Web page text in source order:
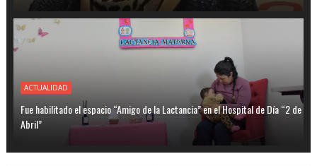
ACTUALIDAD
Fue habilitado el espacio “Amigo de la Lactancia” en el Hospital de Día “2 de
Abril”